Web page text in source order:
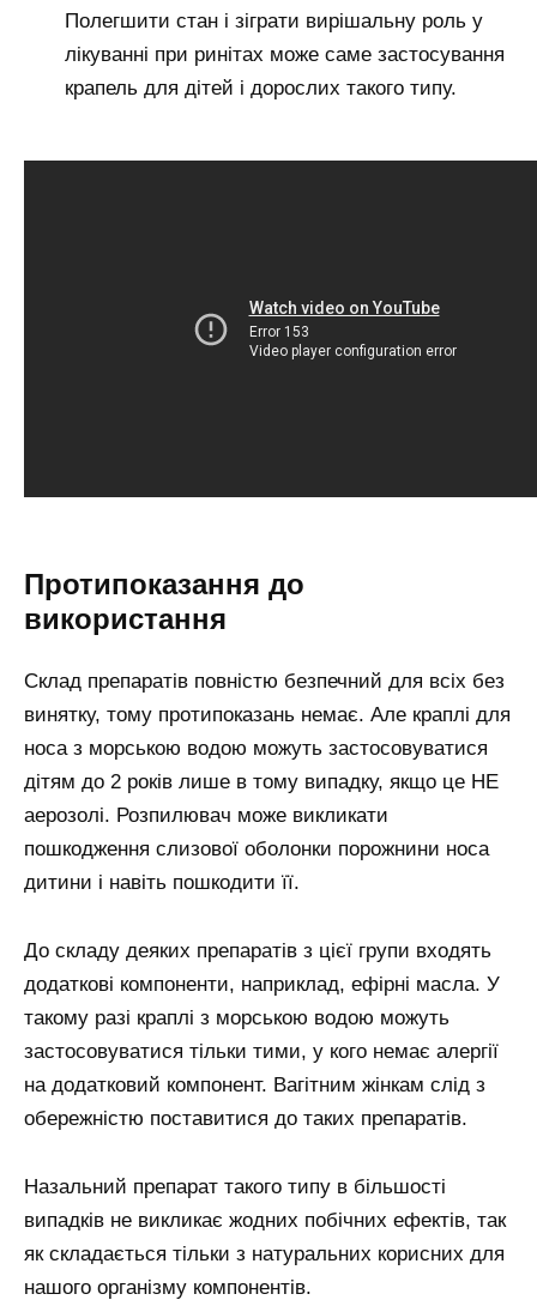
Полегшити стан і зіграти вирішальну роль у
лікуванні при ринітах може саме застосування
крапель для дітей і дорослих такого типу.
Протипоказання до
використання
Склад препаратів повністю безпечний для всіх без
винятку, тому протипоказань немає. Але краплі для
носа з морською водою можуть застосовуватися
дітям до 2 років лише в тому випадку, якщо це НЕ
аерозолі. Розпилювач може викликати
пошкодження слизової оболонки порожнини носа
дитини і навіть пошкодити її.
До складу деяких препаратів з цієї групи входять
додаткові компоненти, наприклад, ефірні масла. У
такому разі краплі з морською водою можуть
застосовуватися тільки тими, у кого немає алергії
на додатковий компонент. Вагітним жінкам слід з
обережністю поставитися до таких препаратів.
Назальний препарат такого типу в більшості
випадків не викликає жодних побічних ефектів, так
як складається тільки з натуральних корисних для
нашого організму компонентів.